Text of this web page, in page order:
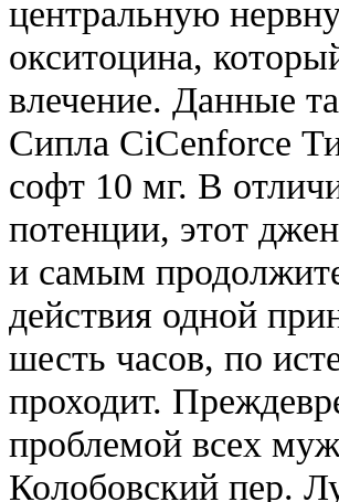
центральную
окситоцина,
влечение. Данные
Сипла CiCenforce
софт 10 мг. В
потенции, этот
и самым
действия одной
шесть часов, по
проходит.
проблемой всех
Колобовский пер.